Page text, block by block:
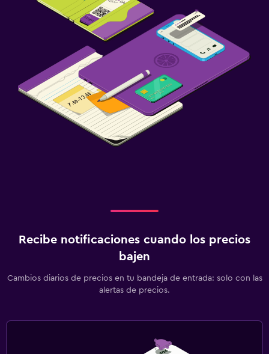
Recibe notificaciones cuando los precios
bajen
Cambios diarios de precios en tu bandeja de entrada: solo con las
alertas de precios.